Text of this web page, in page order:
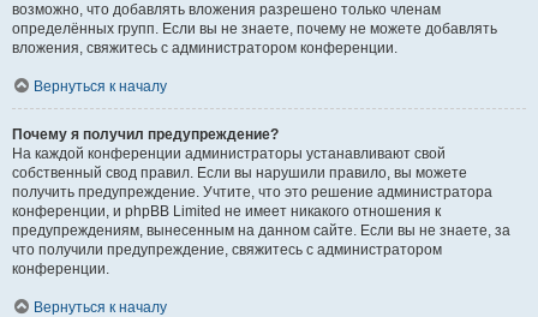
возможно, что добавлять вложения разрешено только членам
определённых групп. Если вы не знаете, почему не можете добавлять
вложения, свяжитесь с администратором конференции.
Вернуться к началу
Почему я получил предупреждение?
На каждой конференции администраторы устанавливают свой
собственный свод правил. Если вы нарушили правило, вы можете
получить предупреждение. Учтите, что это решение администратора
конференции, и phpBB Limited не имеет никакого отношения к
предупреждениям, вынесенным на данном сайте. Если вы не знаете, за
что получили предупреждение, свяжитесь с администратором
конференции.
Вернуться к началу